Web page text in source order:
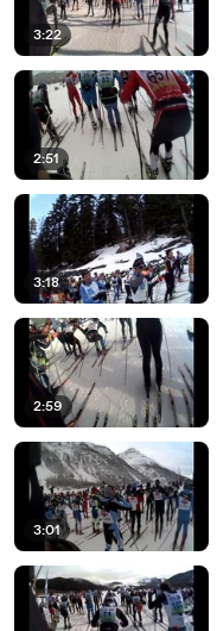
3:22
2:51
3:18
2:59
3:01